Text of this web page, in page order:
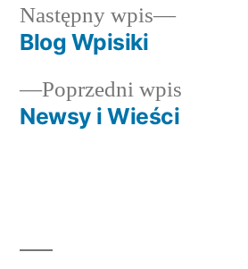
Nawigacja
wpisu
Poprzedni wpis
Newsy i Wieści
Następny wpis
Następny
Blog Wpisiki